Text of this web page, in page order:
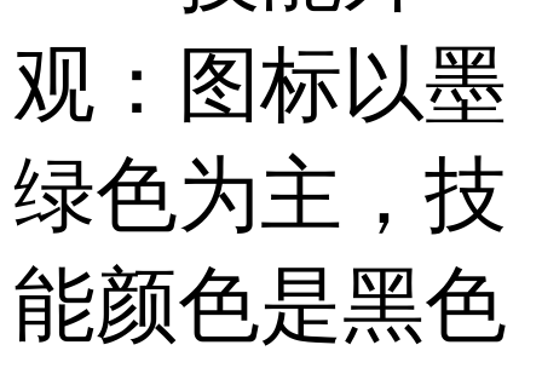
观：图标以墨
绿色为主，技
能颜色是黑色